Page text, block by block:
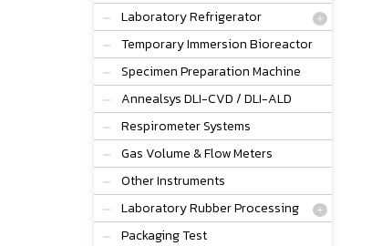
Laboratory Refrigerator
Temporary Immersion Bioreactor
Specimen Preparation Machine
Annealsys DLI-CVD / DLI-ALD
Respirometer Systems
Gas Volume & Flow Meters
Other Instruments
Laboratory Rubber Processing
Packaging Test